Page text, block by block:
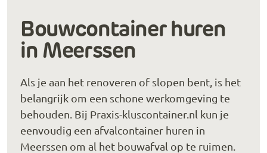
Bouwcontainer huren
in Meerssen
Als je aan het renoveren of slopen bent, is het
belangrijk om een schone werkomgeving te
behouden. Bij Praxis-kluscontainer.nl kun je
eenvoudig een afvalcontainer huren in
Meerssen om al het bouwafval op te ruimen.